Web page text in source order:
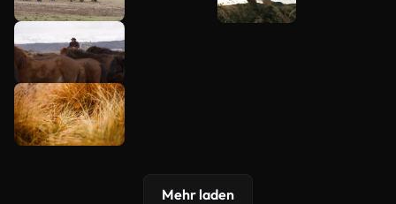
Mehr laden